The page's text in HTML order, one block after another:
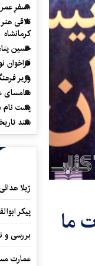
ما
«سفرِ
تلاقی
کرمانشاه
حسین
فراخوان
وزیر
سامسای
پشت نام
سند
ژیلا
پیکر
بررسی و
عمارت